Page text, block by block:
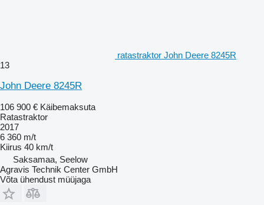
ratastraktor John Deere 8245R
13
John Deere 8245R
106 900 € Käibemaksuta
Ratastraktor
2017
6 360 m/t
Kiirus 40 km/t
Saksamaa, Seelow
Agravis Technik Center GmbH
Võta ühendust müüjaga